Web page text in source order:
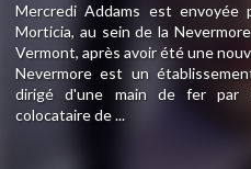
Mercredi Addams est envoyée
Morticia, au sein de la
Vermont, après avoir été une
Nevermore est un
dirigé d'une main de fer par
colocataire de ...